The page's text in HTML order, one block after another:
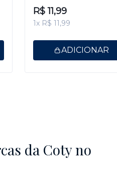
R$ 11,99
1x R$ 11,99
ADICIONAR
da Coty no